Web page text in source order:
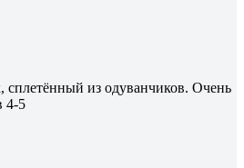
сплетённый из одуванчиков. Очень
4-5